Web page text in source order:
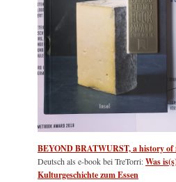
BEYOND BRATWURST, a history of
Deutsch als e-book bei TreTorri:Was
Kulturgeschichte zum Essen